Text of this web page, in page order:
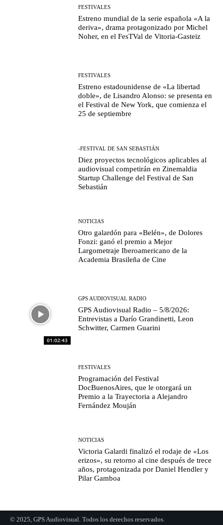
FESTIVALES
Estreno mundial de la serie española «A la
deriva», drama protagonizado por Michel
Noher, en el FesTVal de Vitoria-Gasteiz
FESTIVALES
Estreno estadounidense de «La libertad
doble», de Lisandro Alonso: se presenta en
el Festival de New York, que comienza el
25 de septiembre
-FESTIVAL DE SAN SEBASTIÁN
Diez proyectos tecnológicos aplicables al
audiovisual competirán en Zinemaldia
Startup Challenge del Festival de San
Sebastián
NOTICIAS
Otro galardón para «Belén», de Dolores
Fonzi: ganó el premio a Mejor
Largometraje Iberoamericano de la
Academia Brasileña de Cine
01:02:43
GPS AUDIOVISUAL RADIO
GPS Audiovisual Radio – 5/8/2026:
Entrevistas a Darío Grandinetti, Leon
Schwitter, Carmen Guarini
FESTIVALES
Programación del Festival
DocBuenosAires, que le otorgará un
Premio a la Trayectoria a Alejandro
Fernández Mouján
NOTICIAS
Victoria Galardi finalizó el rodaje de «Los
erizos», su retorno al cine después de trece
años, protagonizada por Daniel Hendler y
Pilar Gamboa
© 2025, GPS Audiovisual. Todos los derechos reservados.